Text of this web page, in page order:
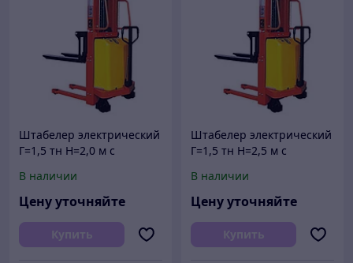
Штабелер электрический
Г=1,5 тн Н=2,0 м с
полуэлектрический
электроштабелер
В наличии
Цену уточняйте
Купить
Штабелер электрический
Г=1,5 тн Н=2,5 м с
полуэлектрический
электроштабелер
В наличии
Цену уточняйте
Купить